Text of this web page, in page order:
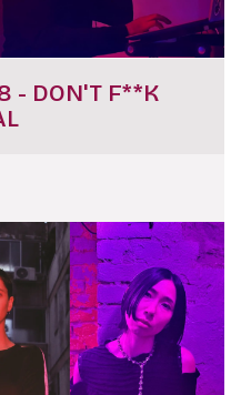
- DON'T F**K